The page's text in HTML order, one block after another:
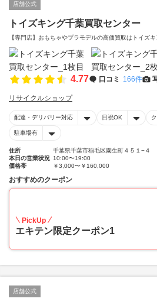
店舗公式
トイズキング千葉買取センター
【専門店】おもちゃやプラモデルの高価買取はトイズキ
4.77 口コミ 166件
リサイクルショップ
配達・デリバリー対応 日祝OK
駐車場有
住所
千葉県千葉市稲毛区園生町４５１−４
本日の営業状況 10:00〜19:00
価格帯
￥3,000〜￥160,000
おすすめのクーポン
PickUp
エキテン限定クーポン1
店舗公式